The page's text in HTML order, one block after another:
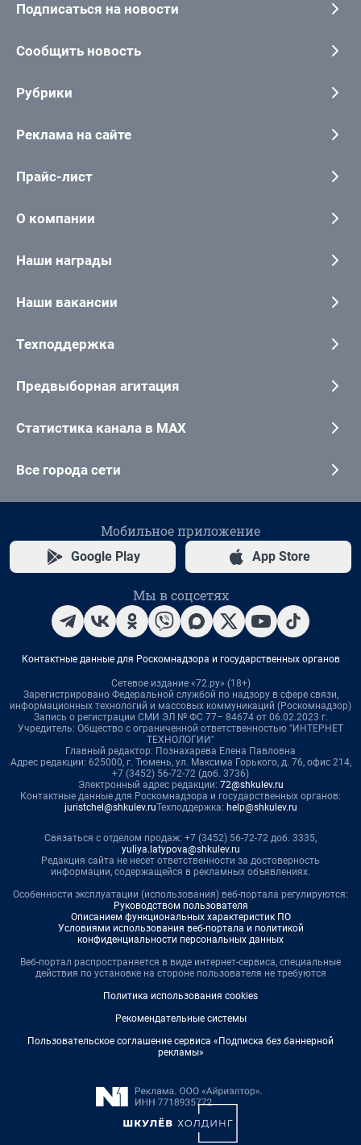
Подписаться на новости
Сообщить новость
Рубрики
Реклама на сайте
Прайс-лист
О компании
Наши награды
Наши вакансии
Техподдержка
Предвыборная агитация
Статистика канала в MAX
Все города сети
Мобильное приложение
Google Play App Store
Мы в соцсетях
Контактные данные для Роскомнадзора и государственных органов
Сетевое издание «72.ру» (18+)
Зарегистрировано Федеральной службой по надзору в сфере связи,
информационных технологий и массовых коммуникаций (Роскомнадзор)
Запись о регистрации СМИ ЭЛ № ФС 77– 84674 от 06.02.2023 г.
Учредитель: Общество с ограниченной ответственностью "ИНТЕРНЕТ
ТЕХНОЛОГИИ"
Главный редактор: Познахарева Елена Павловна
Адрес редакции: 625000, г. Тюмень, ул. Максима Горького, д. 76, офис 214,
+7 (3452) 56-72-72 (доб. 3736)
Электронный адрес редакции: 72@shkulev.ru
Контактные данные для Роскомнадзора и государственных органов:
juristchel@shkulev.ruТехподдержка: help@shkulev.ru
Связаться с отделом продаж: +7 (3452) 56-72-72 доб. 3335,
yuliya.latypova@shkulev.ru
Редакция сайта не несет ответственности за достоверность
информации, содержащейся в рекламных объявлениях.
Особенности эксплуатации (использования) веб-портала регулируются:
Руководством пользователя
Описанием функциональных характеристик ПО
Условиями использования веб-портала и политикой
конфиденциальности персональных данных
Веб-портал распространяется в виде интернет-сервиса, специальные
действия по установке на стороне пользователя не требуются
Политика использования cookies
Рекомендательные системы
Пользовательское соглашение сервиса «Подписка без баннерной
рекламы»